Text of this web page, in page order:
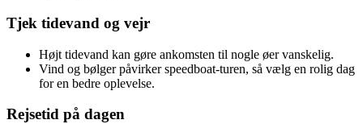
Tjek tidevand og vejr
Højt tidevand kan gøre ankomsten til nogle øer vanskelig.
Vind og bølger påvirker speedboat-turen, så vælg en rolig dag
for en bedre oplevelse.
Rejsetid på dagen